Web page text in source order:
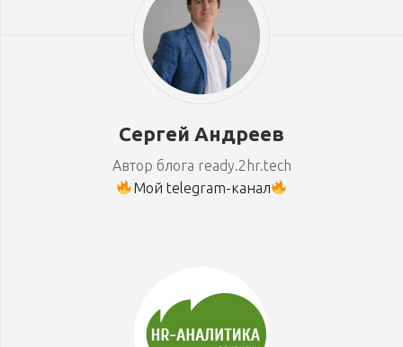
Сергей Андреев
Автор блога ready.2hr.tech
Мой telegram-канал